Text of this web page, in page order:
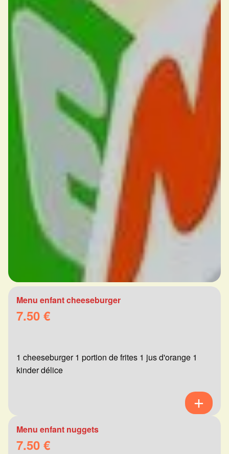
Menu enfant cheeseburger
7.50 €
1 cheeseburger 1 portion de frites 1 jus d'orange 1
kinder délice
Menu enfant nuggets
7.50 €